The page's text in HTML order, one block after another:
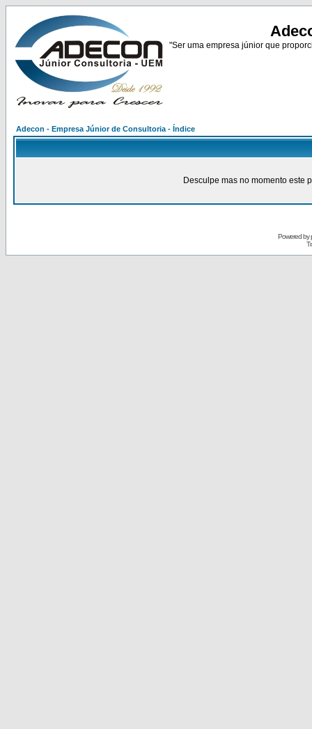
"Ser uma empresa júnior que
Adecon - Empresa Júnior de Consultoria - Índice
Desculpe mas no momento este
Powered by